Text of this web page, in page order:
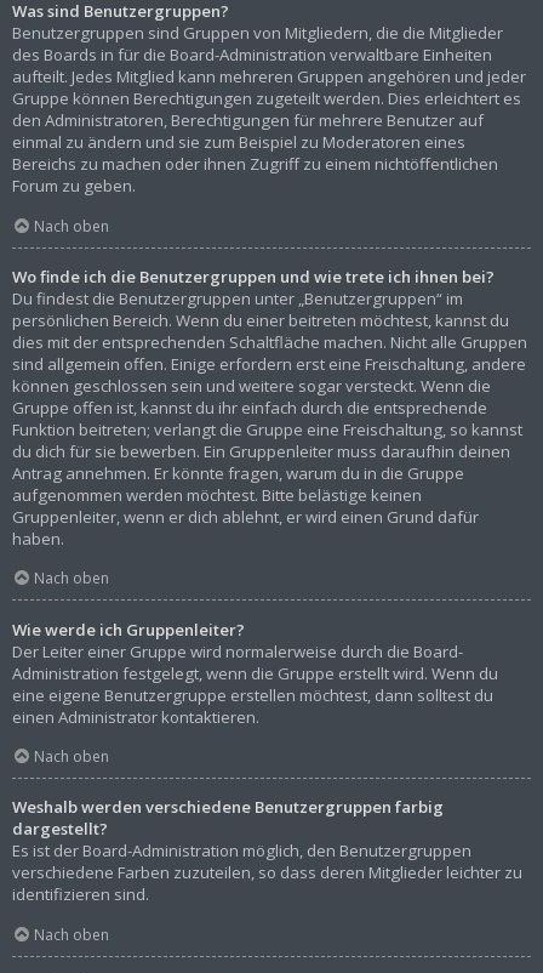
Was sind Benutzergruppen?
Benutzergruppen sind Gruppen von Mitgliedern, die die Mitglieder
des Boards in für die Board-Administration verwaltbare Einheiten
aufteilt. Jedes Mitglied kann mehreren Gruppen angehören und jeder
Gruppe können Berechtigungen zugeteilt werden. Dies erleichtert es
den Administratoren, Berechtigungen für mehrere Benutzer auf
einmal zu ändern und sie zum Beispiel zu Moderatoren eines
Bereichs zu machen oder ihnen Zugriff zu einem nichtöffentlichen
Forum zu geben.
Nach oben
Wo finde ich die Benutzergruppen und wie trete ich ihnen bei?
Du findest die Benutzergruppen unter „Benutzergruppen“ im
persönlichen Bereich. Wenn du einer beitreten möchtest, kannst du
dies mit der entsprechenden Schaltfläche machen. Nicht alle Gruppen
sind allgemein offen. Einige erfordern erst eine Freischaltung, andere
können geschlossen sein und weitere sogar versteckt. Wenn die
Gruppe offen ist, kannst du ihr einfach durch die entsprechende
Funktion beitreten; verlangt die Gruppe eine Freischaltung, so kannst
du dich für sie bewerben. Ein Gruppenleiter muss daraufhin deinen
Antrag annehmen. Er könnte fragen, warum du in die Gruppe
aufgenommen werden möchtest. Bitte belästige keinen
Gruppenleiter, wenn er dich ablehnt, er wird einen Grund dafür
haben.
Nach oben
Wie werde ich Gruppenleiter?
Der Leiter einer Gruppe wird normalerweise durch die Board-
Administration festgelegt, wenn die Gruppe erstellt wird. Wenn du
eine eigene Benutzergruppe erstellen möchtest, dann solltest du
einen Administrator kontaktieren.
Nach oben
Weshalb werden verschiedene Benutzergruppen farbig
dargestellt?
Es ist der Board-Administration möglich, den Benutzergruppen
verschiedene Farben zuzuteilen, so dass deren Mitglieder leichter zu
identifizieren sind.
Nach oben